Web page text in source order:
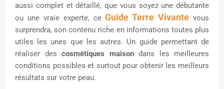
aussi complet et détaillé, que vous soyez une débutante
ou une vraie experte, ceGuide Terre Vivante vous
surprendra, son contenu riche en informations toutes plus
utiles les unes que les autres. Un guide permettant de
réaliser des cosmétiques maisondans les meilleures
conditions possibles et surtout pour obtenir les meilleurs
résultats sur votre peau.